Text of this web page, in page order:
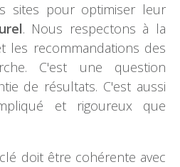
sites pour optimiser leur
. Nous respectons à la
les recommandations des
C'est une question
de résultats. C'est aussi
et rigoureux que
doit être cohérente avec